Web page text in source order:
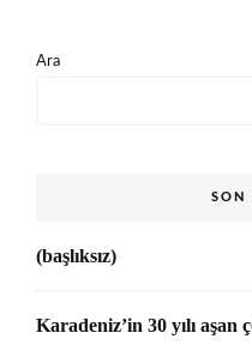
Ara
SON
(başlıksız)
Karadeniz’in 30 yılı aşan